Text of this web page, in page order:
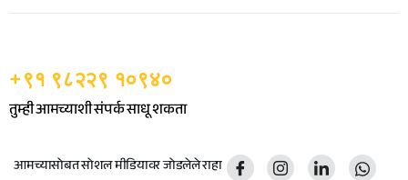
+९१ ९८२२९ १०९४०
तुम्ही आमच्याशी संपर्क साधू शकता
आमच्यासोबत सोशल मीडियावर जोडलेले राहा